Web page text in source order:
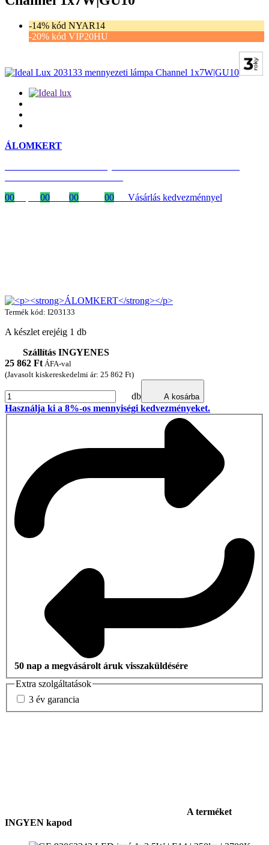
-14% kód NYAR14
-20% kód VIP20HU
ÁLOMKERT
00
00 00 00 Vásárlás kedvezménnyel
Termék kód: I203133
A készlet erejéig 1 db
Szállítás INGYENES
25 862 Ft ÁFA-val
(Javasolt kiskereskedelmi ár: 25 862 Ft)
db A kosárba
Használja ki a 8%-os mennyiségi kedvezményeket.
50 nap a megvásárolt áruk visszaküldésére
Extra szolgáltatások
3 év garancia
A terméket
INGYEN kapod